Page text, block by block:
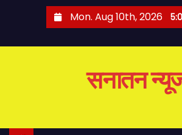
o
Mon. Aug 10th, 2026
सनातन